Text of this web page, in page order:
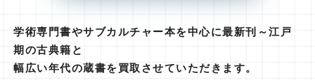
学術専門書やサブカルチャー本を中心に最新刊～江戸
期の古典籍と
幅広い年代の蔵書を買取させていただきます。